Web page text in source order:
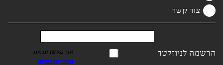
צור קשר
הרשמה לניוזלטר
אני מאשר/ת את
תנאי הפרטיות